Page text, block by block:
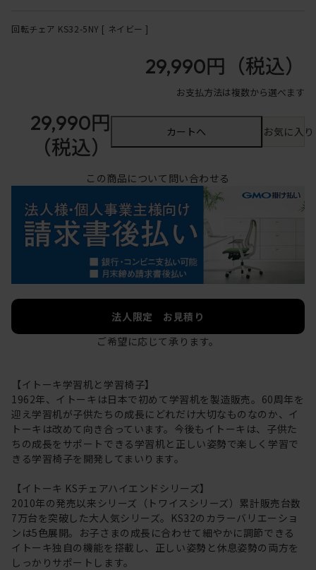
回転チェア KS32-5NY [ ネイビー ]
29,990円 （税込）
お支払方法は複数から選べます
29,990円
（税込）
カートへ お気に入
この商品について問い合わせる
法人限定 お見積り
ご希望に応じて承ります。
【イトーキ学習机と学習椅子】
1962年、イトーキは日本で初めて学習机を製造販売。60周年を
迎え学習机が子供たちの成長にどれだけ大切なものなのか、イ
トーキは改めて向き合っています。今後もイトーキは、子供た
ちの成長をサポートできる学習机と正しい姿勢で楽しく学習で
きる学習椅子を開発してまいります。
【イトーキ KSチェアハイエンドシリーズ】
2010年の発売以来シリーズ（トワイスシリーズ）累計販売台数
7万台を突破した大人気シリーズ。KS32のカラーバリエーショ
ンは5色展開。お子さまの成長に合わせて細やかに調節できる
イトーキ独自の機能を搭載し、正しい姿勢と休息姿勢の両方を
しっかりサポートします。